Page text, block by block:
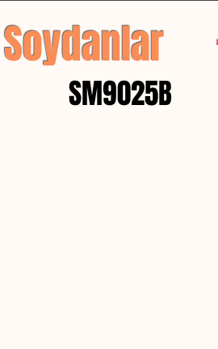
Soydanlar
SM9025B